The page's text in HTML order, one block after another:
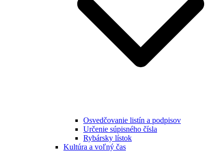
Osvedčovanie listín a podpisov
Určenie súpisného čísla
Rybársky lístok
Kultúra a voľný čas